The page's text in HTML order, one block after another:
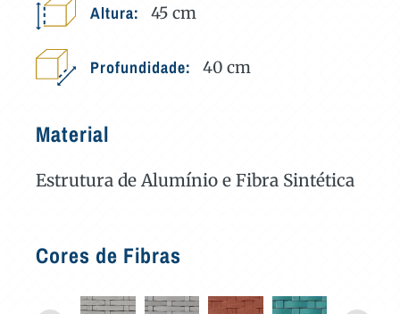
Altura: 45 cm
Profundidade: 40 cm
Material
Estrutura de Alumínio e Fibra Sintética
Cores de Fibras